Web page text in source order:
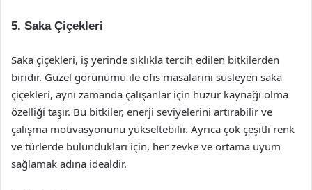
5. Saka Çiçekleri
Saka çiçekleri, iş yerinde sıklıkla tercih edilen bitkilerden
biridir. Güzel görünümü ile ofis masalarını süsleyen saka
çiçekleri, aynı zamanda çalışanlar için huzur kaynağı olma
özelliği taşır. Bu bitkiler, enerji seviyelerini artırabilir ve
çalışma motivasyonunu yükseltebilir. Ayrıca çok çeşitli renk
ve türlerde bulundukları için, her zevke ve ortama uyum
sağlamak adına idealdir.